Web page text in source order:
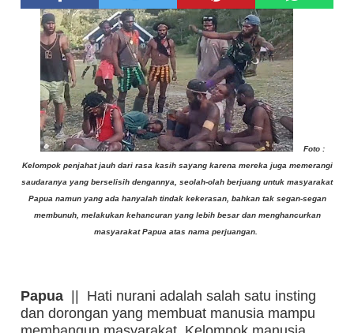
Foto :
Kelompok penjahat jauh dari rasa kasih sayang karena mereka juga memerangi
saudaranya yang berselisih dengannya, seolah-olah berjuang untuk masyarakat
Papua namun yang ada hanyalah tindak kekerasan, bahkan tak segan-segan
membunuh, melakukan kehancuran yang lebih besar dan menghancurkan
masyarakat Papua atas nama perjuangan.
Papua || Hati nurani adalah salah satu insting
dan dorongan yang membuat manusia mampu